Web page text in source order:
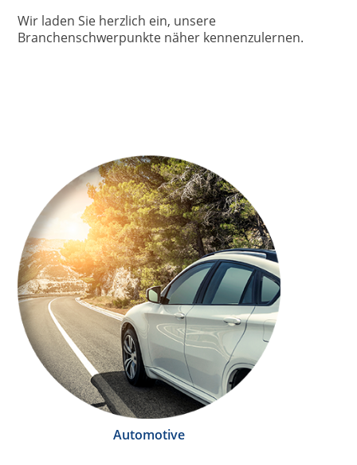
Wir laden Sie herzlich ein, unsere
Branchenschwerpunkte näher kennenzulernen.
Automotive